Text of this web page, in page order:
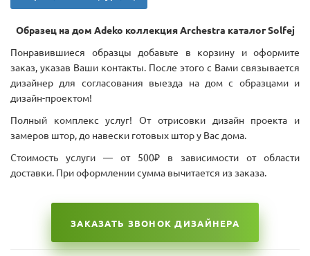
Образец на дом Adeko коллекция Archestra каталог Solfej
Понравившиеся образцы добавьте в корзину и оформите
заказ, указав Ваши контакты. После этого с Вами связывается
дизайнер для согласования выезда на дом с образцами и
дизайн-проектом!
Полный комплекс услуг! От отрисовки дизайн проекта и
замеров штор, до навески готовых штор у Вас дома.
Стоимость услуги — от 500₽ в зависимости от области
доставки. При оформлении сумма вычитается из заказа.
ЗАКАЗАТЬ ЗВОНОК ДИЗАЙНЕРА